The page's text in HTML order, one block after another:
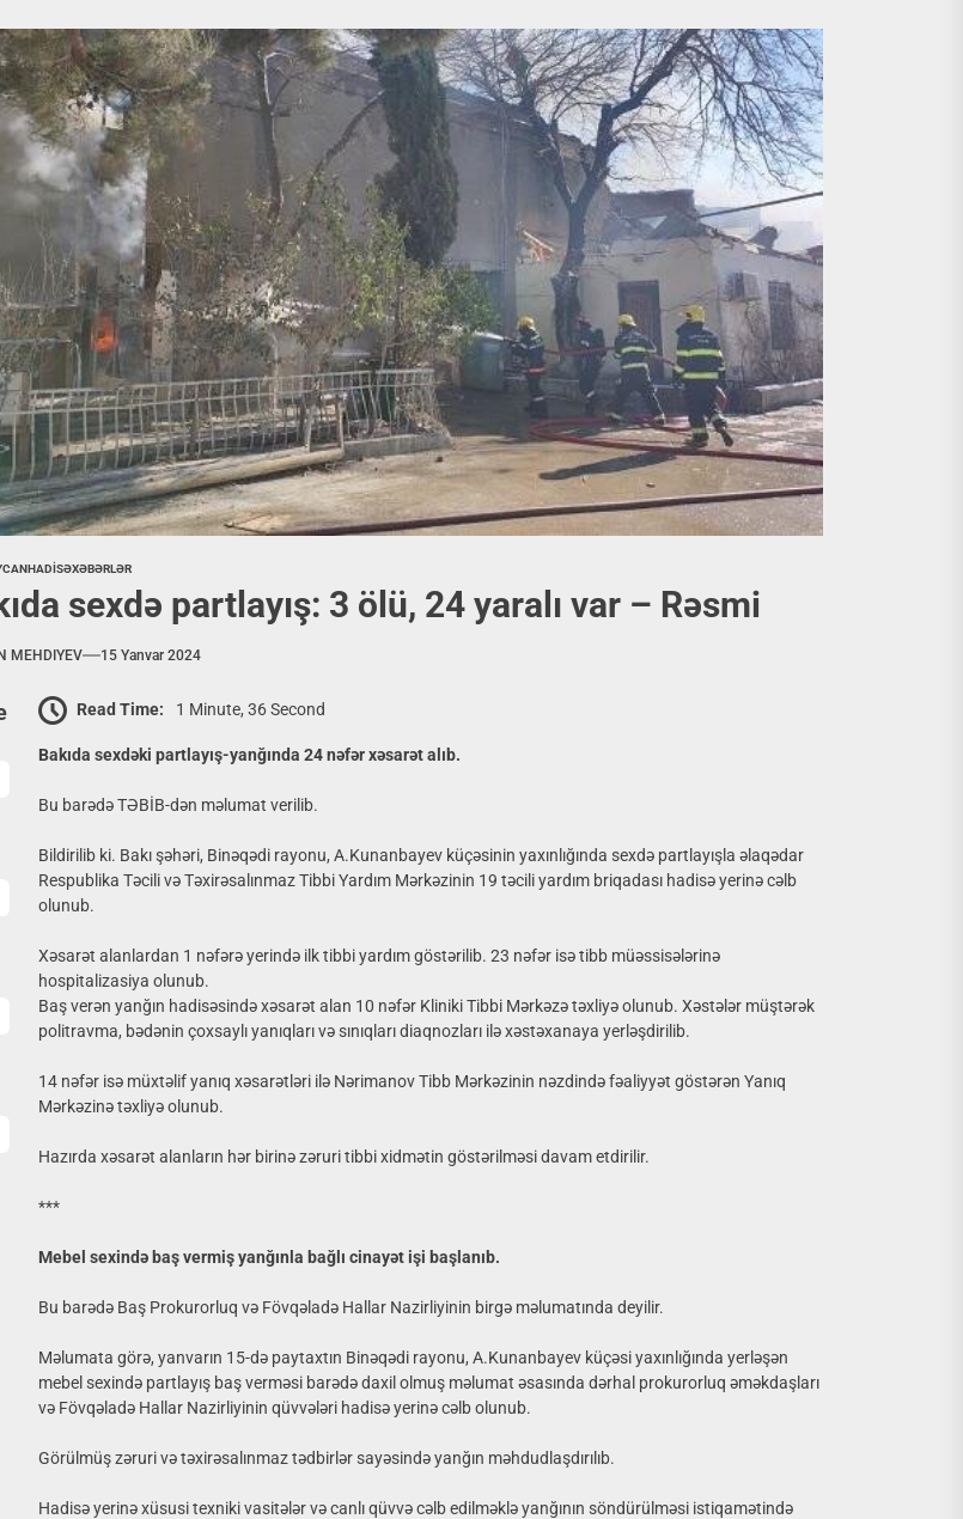
yüksək vəzifə verildi
bağlı NARAHATLIQ – Şikayət – VİDEO
TOQQUŞDU – Yaralılar var
aviazərbələr nəticəsində ölənlərin sayı artdı – VİDEO
ölən Elmirin GÖRÜNTÜLƏRİ
yüksək vəzifə verildi
HADİSƏXƏBƏRLƏR
sexdə partlayış: 3 ölü, 24 yaralı var – Rəsmi
MEHDIYEV 15 Yanvar 2024
Read Time: 1 Minute, 36 Second
Bakıda sexdəki partlayış-yanğında 24 nəfər xəsarət alıb.
Bu barədə TƏBİB-dən məlumat verilib.
Bildirilib ki. Bakı şəhəri, Binəqədi rayonu, A.Kunanbayev küçəsinin yaxınlığında sexdə partlayışla əlaqədar
Respublika Təcili və Təxirəsalınmaz Tibbi Yardım Mərkəzinin 19 təcili yardım briqadası hadisə yerinə cəlb
olunub.
Xəsarət alanlardan 1 nəfərə yerində ilk tibbi yardım göstərilib. 23 nəfər isə tibb müəssisələrinə
hospitalizasiya olunub.
Baş verən yanğın hadisəsində xəsarət alan 10 nəfər Kliniki Tibbi Mərkəzə təxliyə olunub. Xəstələr müştərək
politravma, bədənin çoxsaylı yanıqları və sınıqları diaqnozları ilə xəstəxanaya yerləşdirilib.
14 nəfər isə müxtəlif yanıq xəsarətləri ilə Nərimanov Tibb Mərkəzinin nəzdində fəaliyyət göstərən Yanıq
Mərkəzinə təxliyə olunub.
Hazırda xəsarət alanların hər birinə zəruri tibbi xidmətin göstərilməsi davam etdirilir.
***
Mebel sexində baş vermiş yanğınla bağlı cinayət işi başlanıb.
Bu barədə Baş Prokurorluq və Fövqəladə Hallar Nazirliyinin birgə məlumatında deyilir.
Məlumata görə, yanvarın 15-də paytaxtın Binəqədi rayonu, A.Kunanbayev küçəsi yaxınlığında yerləşən
mebel sexində partlayış baş verməsi barədə daxil olmuş məlumat əsasında dərhal prokurorluq əməkdaşları
və Fövqəladə Hallar Nazirliyinin qüvvələri hadisə yerinə cəlb olunub.
Görülmüş zəruri və təxirəsalınmaz tədbirlər sayəsində yanğın məhdudlaşdırılıb.
Hadisə yerinə xüsusi texniki vasitələr və canlı qüvvə cəlb edilməklə yanğının söndürülməsi istiqamətində